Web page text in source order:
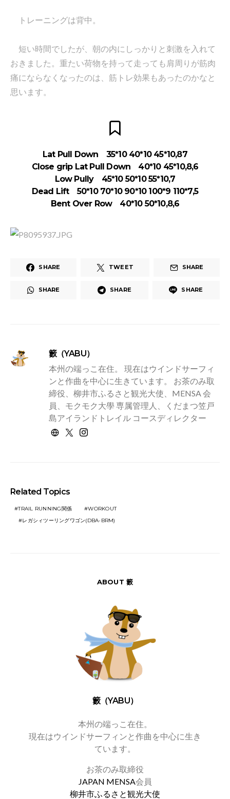
トレーニングは背中。
短い時間でしたが、朝の内にしっかりと刺激を入れて
おきました。重たい荷物を持って走っても肩周りが筋肉
痛にならなくなったのは、筋トレ効果もあったのかなと
思います。
Lat Pull Down 35*10 40*10 45*10,87
Close grip Lat Pull Down 40*10 45*10,8,6
Low Pully 45*10 50*10 55*10,7
Dead Lift 50*10 70*10 90*10 100*9 110*7,5
Bent Over Row 40*10 50*10,8,6
SHARE TWEET SHARE
SHARE SHARE SHARE
籔（YABU）
本州の端っこ在住。 現在はウインドサーフィ
ンと作曲を中心に生きています。 お茶のみ取
締役、柳井市ふるさと観光大使、MENSA 会
員、モクモク大學 専属管理人、くだまつ笠戸
島アイランドトレイル コースディレクター
Related Topics
TRAIL RUNNING関係
WORKOUT
レガシィツーリングワゴン(DBA-BRM)
ABOUT 籔
籔（YABU）
本州の端っこ在住。
現在はウインドサーフィンと作曲を中心に生き
ています。
お茶のみ取締役
JAPAN MENSA会員
柳井市ふるさと観光大使